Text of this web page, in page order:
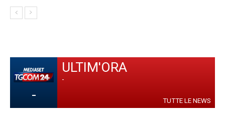
-
ULTIM'ORA
-
TUTTE LE NEWS